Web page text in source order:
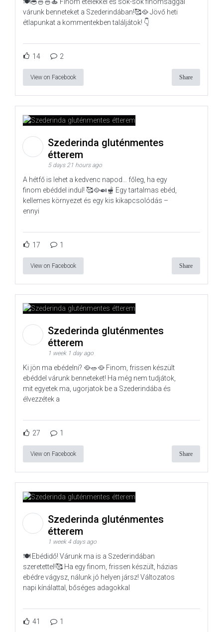
várunk benneteket a Szederindában!🥰🥘 Jövő heti
étlapunkat a kommentekben találjátok! 👇
14 2
View on Facebook Share
Szederinda gluténmentes
étterem
5 days 21 hours ago
A hétfő is lehet a kedvenc napod… főleg, ha egy
finom ebéddel indul! 🥰🥘🍛🫕 Egy tartalmas ebéd,
kellemes környezet és egy kis kikapcsolódás –
ennyi
17 1
View on Facebook Share
Szederinda gluténmentes
étterem
1 week 1 day ago
Ki jön ma ebédelni? 🥘🥗🥘 Finom, frissen készült
ebéddel várunk benneteket! Ha még nem tudjátok,
mit egyetek ma, ugorjatok be a Szederindába és
élvezzétek a
27 1
View on Facebook Share
Szederinda gluténmentes
étterem
1 week 4 days ago
🍽️ Ebédidő! Várunk ma is a Szederindában
szeretettel!🥰 Ha egy finom, frissen készült, házias
ebédre vágysz, nálunk jó helyen jársz! Változatos
napi kínálattal, bőséges adagokkal
41 1